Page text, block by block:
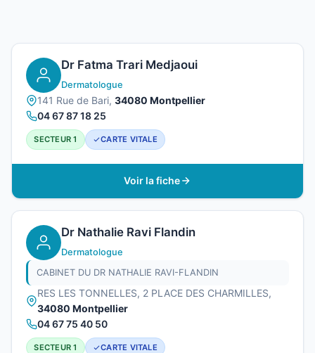
Dr Fatma Trari Medjaoui
Dermatologue
141 Rue de Bari, 34080 Montpellier
04 67 87 18 25
SECTEUR 1 CARTE VITALE
Voir la fiche
Dr Nathalie Ravi Flandin
Dermatologue
CABINET DU DR NATHALIE RAVI-FLANDIN
RES LES TONNELLES, 2 PLACE DES CHARMILLES,
34080 Montpellier
04 67 75 40 50
SECTEUR 1 CARTE VITALE